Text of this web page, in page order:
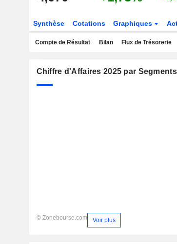
Synthèse Cotations Graphiques
Compte de Résultat Bilan Flux de Trésorerie
Chiffre d'Affaires 2025 par
© Zonebourse.com Voir plus